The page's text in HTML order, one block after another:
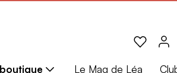
Le Mag de Léa